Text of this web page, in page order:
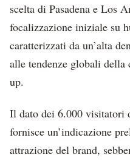
scelta di Pasadena e Los
focalizzazione iniziale su
caratterizzati da un’alta
alle tendenze globali
up.
Il dato dei 6.000 visitatori
fornisce un’indicazione
attrazione del brand,